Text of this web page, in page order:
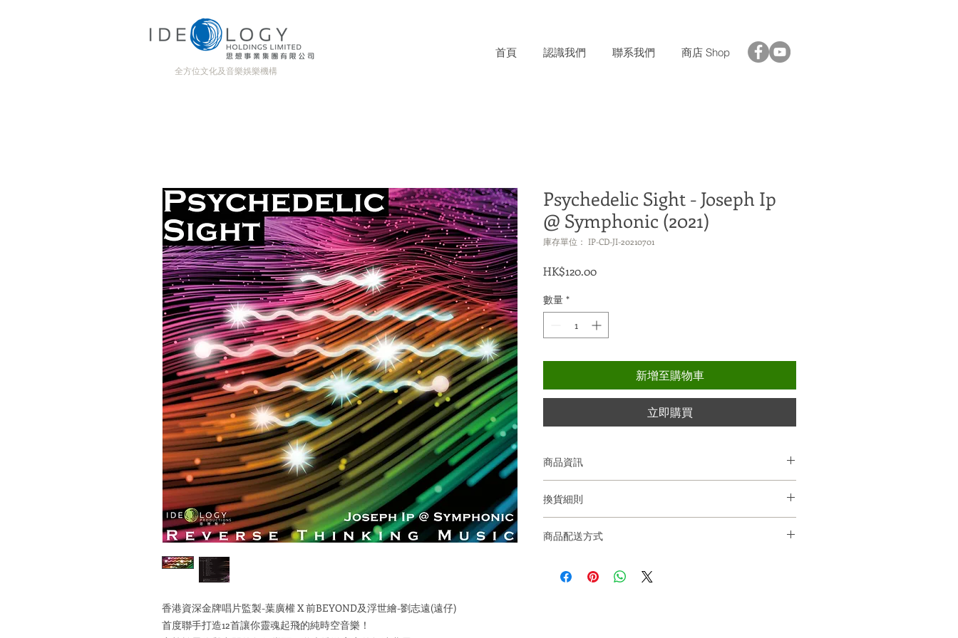
全方位文化及音樂娛樂機構
首頁 認識我們 聯系我們 商店 Shop
香港資深金牌唱片監製-葉廣權 X 前BEYOND及浮世繪-劉志遠(遠仔)
首度聯手打造12首讓你靈魂起飛的純時空音樂！
Psychedelic Sight - Joseph Ip
@ Symphonic (2021)
庫存單位： IP-CD-JI-20210701
HK$120.00價
數量 *
新增至購物車
立即購買
商品資訊
換貨細則
貨。
商品完整及清潔的狀態下可以換貨一次。
換貨時，如所換的貨品的金額低於原本貨品的金額，
商品配送方式
• 取貨方法可選擇上門自取 (辦公時間0900-1800) 或順豐到